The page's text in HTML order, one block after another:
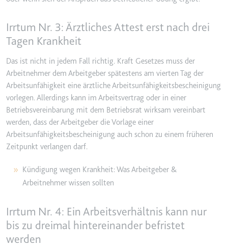
zwischen dem Nutzer und den
Werbebannern auf der Website -
Relevanz der Werbung auf der
Website.
Ablauf:
Beständig
Typ:
HTML Local Storage
__Secure-ROLLOUT_TOKEN
Zweck:
Wird verwendet, um die
Interaktion der Nutzer mit
Ablauf:
180 Tage
Typ:
Irrtum Nr. 3: Ärztliches Attest erst nach drei
Tagen Krankheit
Das ist nicht in jedem Fall richtig. Kraft Gesetzes muss der
Arbeitnehmer dem Arbeitgeber spätestens am vierten Tag der
Arbeitsunfähigkeit eine ärztliche Arbeitsunfähigkeitsbescheinigung
vorlegen. Allerdings kann im Arbeitsvertrag oder in einer
Betriebsvereinbarung mit dem Betriebsrat wirksam vereinbart
werden, dass der Arbeitgeber die Vorlage einer
Arbeitsunfähigkeitsbescheinigung auch schon zu einem früheren
Zeitpunkt verlangen darf.
Kündigung wegen Krankheit: Was Arbeitgeber &
Arbeitnehmer wissen sollten
Irrtum Nr. 4: Ein Arbeitsverhältnis kann nur
bis zu dreimal hintereinander befristet
werden